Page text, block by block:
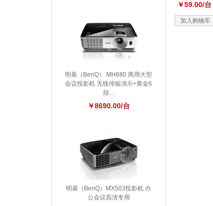
明基（BenQ） MH680 商用大型
会议投影机 无线传输演示+黄金6
段...
￥8690.00/台
明基（BenQ）MX503投影机 办
公会议高清专用
￥59.00/台
加入购物车